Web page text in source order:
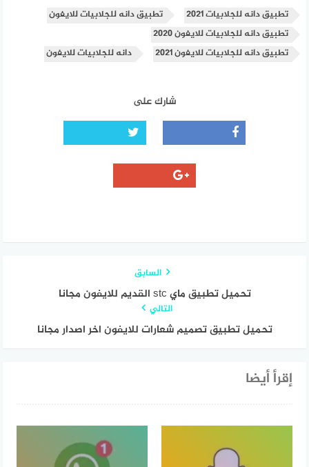
تطبيق دانه للجلابيات 2021
تطبيق دانه للجلابيات للايفون
تطبيق دانه للجلابيات للايفون 2020
تطبيق دانه للجلابيات للايفون 2021
دانه للجلابيات للايفون
شارك على
السابق
تحميل تطبيق ماي stc القديم للايفون مجانا
التالي
تحميل تطبيق تصميم شعارات للايفون اخر اصدار مجانا
إقرأ أيضا